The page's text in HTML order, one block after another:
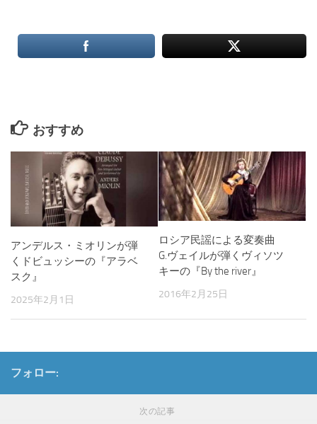
おすすめ
アンデルス・ミオリンが弾
くドビュッシーの『アラベ
スク』
2025年2月1日
ロシア民謡による変奏曲
G.ヴェイルが弾くヴィソツ
キーの『By the river』
2016年2月25日
フォロー:
次の記事